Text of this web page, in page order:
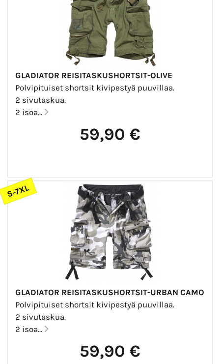
GLADIATOR REISITASKUSHORTSIT-OLIVE
Polvipituiset shortsit kivipestyä puuvillaa.
2 sivutaskua.
2 isoa...
59,90 €
S-7XL
GLADIATOR REISITASKUSHORTSIT-URBAN CAMO
Polvipituiset shortsit kivipestyä puuvillaa.
2 sivutaskua.
2 isoa...
59,90 €